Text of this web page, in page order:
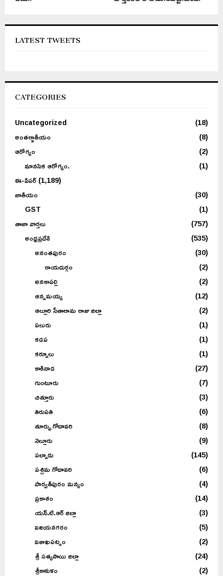
LATEST TWEETS
CATEGORIES
Uncategorized
(18)
అంతర్జాతీయం
(8)
ఆరోగ్యం
(2)
మానసిక ఆరోగ్యం.
(1)
ఈ-పేపర్(1,189)
జాతీయం
(30)
GST
(1)
తాజా వార్తలు
(757)
అంధ్రప్రదేశ్
(535)
అనంతపురం
(30)
రాయదుర్గం
(2)
అనకాపల్లి
(2)
ఆన్నమయ్య
(12)
ఆల్లూరి సీతారామ రాజు జిల్లా
(2)
ఏలురు
(1)
కడప
(1)
కర్నూలు
(1)
కాకినాడ
(27)
గుంటూరు
(7)
చిత్తూరు
(3)
తిరుపతి
(6)
తూర్పు గోదావరి
(8)
నెల్లూరు
(9)
పల్నాడు
(145)
పశ్చిమ గోదావరి
(6)
పార్వతీపురం మన్యం
(4)
ప్రకాశం
(14)
యన్.టి.ఆర్ జిల్లా
(3)
విజయనగరం
(5)
విశాఖపట్నం
(2)
శ్రీ సత్యసాయి జిల్లా
(24)
శ్రీకాకుళం
(2)